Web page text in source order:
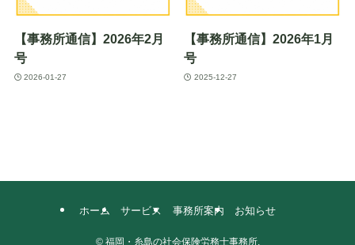
【事務所通信】2026年2月
号
2026-01-27
【事務所通信】2026年1月
号
2025-12-27
ホーム サービス 事務所案内 お知らせ
©福岡・糸島の社会保険労務士事務所.